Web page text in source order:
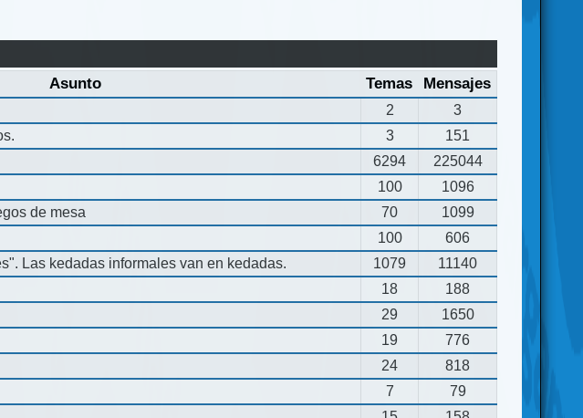
Asunto Temas Mensajes
2
3
3
151
6294
225044
100
1096
de mesa 70
1099
100
606
Las kedadas informales van en kedadas. 1079
11140
18
188
29
1650
19
776
24
818
7
79